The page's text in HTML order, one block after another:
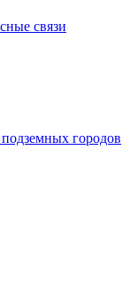
связи
городов